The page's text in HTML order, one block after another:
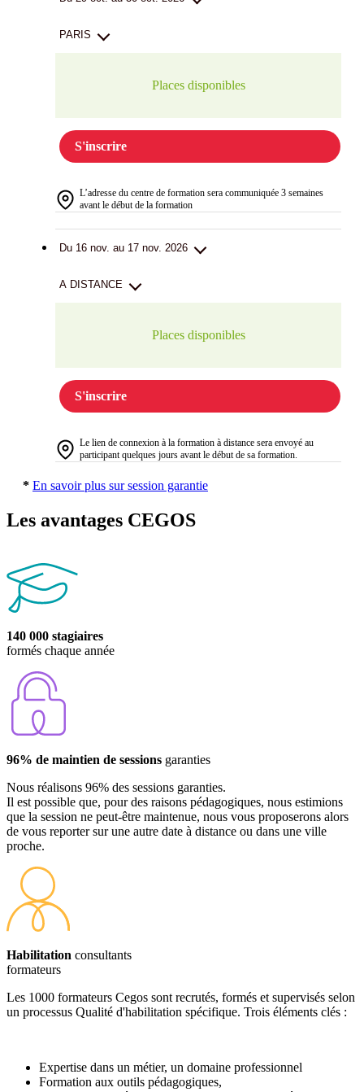
PARIS
Places disponibles
S'inscrire
L’adresse du centre de formation sera communiquée 3 semaines
avant le début de la formation
Du 16 nov. au 17 nov. 2026
A DISTANCE
Places disponibles
S'inscrire
Le lien de connexion à la formation à distance sera envoyé au
participant quelques jours avant le début de sa formation.
* En savoir plus sur session garantie
Les avantages CEGOS
140 000 stagiaires
formés chaque année
96% de maintien de sessions garanties
Nous réalisons 96% des sessions garanties.
Il est possible que, pour des raisons pédagogiques, nous estimions
que la session ne peut-être maintenue, nous vous proposerons alors
de vous reporter sur une autre date à distance ou dans une ville
proche.
Habilitation consultants
formateurs
Les 1000 formateurs Cegos sont recrutés, formés et supervisés selon
un processus Qualité d'habilitation spécifique. Trois éléments clés :
Expertise dans un métier, un domaine professionnel
Formation aux outils pédagogiques,